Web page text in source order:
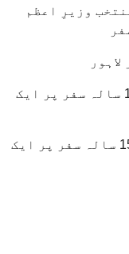
وزیرِ اعظم
ایم ڈبلیو ایم کے 15 سالہ سفر پر ایک
ایم ڈبلیو ایم کے 15 سالہ سفر پر ایک